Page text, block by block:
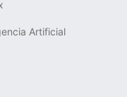
Artificial